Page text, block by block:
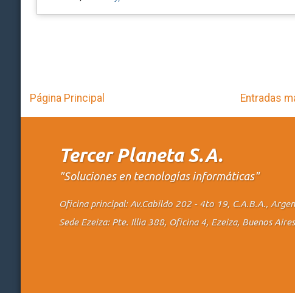
Entradas
Página Principal
Tercer Planeta S.A.
"Soluciones en tecnologías informáticas"
Oficina principal: Av.Cabildo 202 - 4to 19, C.A.B.A.,
Sede Ezeiza: Pte. Illia 388, Oficina 4, Ezeiza, Buenos